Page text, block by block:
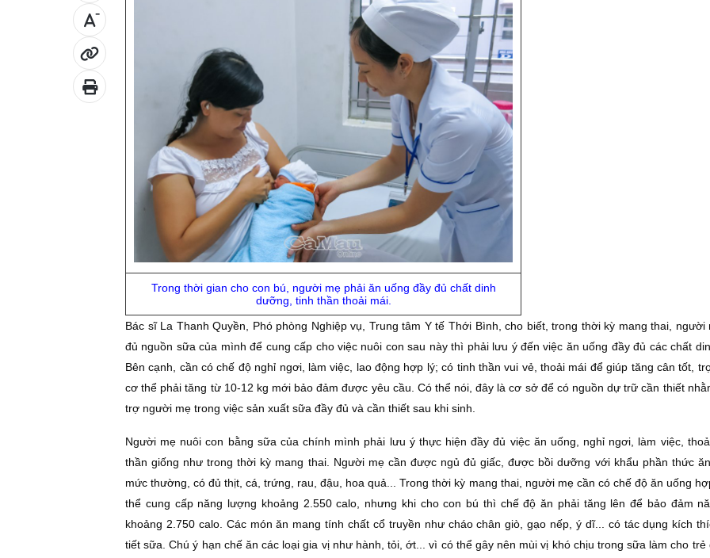
-
Trong thời gian cho con bú, người mẹ phải ăn uống đầy đủ chất dinh
dưỡng, tinh thần thoải mái.
Bác sĩ La Thanh Quyền, Phó phòng Nghiệp vụ, Trung tâm Y tế Thới Bình, cho biết, trong thời kỳ mang thai, người
đủ nguồn sữa của mình để cung cấp cho việc nuôi con sau này thì phải lưu ý đến việc ăn uống đầy đủ các chất
Bên cạnh, cần có chế độ nghỉ ngơi, làm việc, lao động hợp lý; có tinh thần vui vẻ, thoải mái để giúp tăng cân tốt,
cơ thể phải tăng từ 10-12 kg mới bảo đảm được yêu cầu. Có thể nói, đây là cơ sở để có nguồn dự trữ cần thiết
trợ người mẹ trong việc sản xuất sữa đầy đủ và cần thiết sau khi sinh.
Người mẹ nuôi con bằng sữa của chính mình phải lưu ý thực hiện đầy đủ việc ăn uống, nghỉ ngơi, làm việc,
thần giống như trong thời kỳ mang thai. Người mẹ cần được ngủ đủ giấc, được bồi dưỡng với khẩu phần thức
mức thường, có đủ thịt, cá, trứng, rau, đậu, hoa quả... Trong thời kỳ mang thai, người mẹ cần có chế độ ăn uống
thể cung cấp năng lượng khoảng 2.550 calo, nhưng khi cho con bú thì chế độ ăn phải tăng lên để bảo đảm
khoảng 2.750 calo. Các món ăn mang tính chất cổ truyền như cháo chân giò, gạo nếp, ý dĩ... có tác dụng kích
tiết sữa. Chú ý hạn chế ăn các loại gia vị như hành, tỏi, ớt... vì có thể gây nên mùi vị khó chịu trong sữa làm cho trẻ